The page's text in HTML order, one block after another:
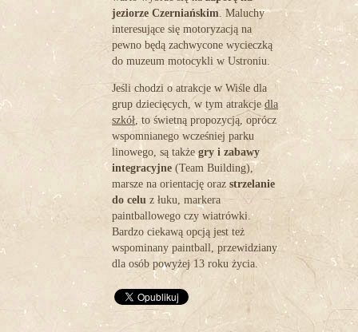
jeziorze Czerniańskim . Maluchy
interesujące się motoryzacją na
pewno będą zachwycone wycieczką
do muzeum motocykli w Ustroniu.
Jeśli chodzi o atrakcje w Wiśle dla
grup dziecięcych, w tym atrakcjedla
szkół , to świetną propozycją, oprócz
wspomnianego wcześniej parku
linowego, są także gry i zabawy
integracyjne (Team Building),
marsze na orientację oraz strzelanie
do celu z łuku, markera
paintballowego czy wiatrówki.
Bardzo ciekawą opcją jest też
wspominany paintball, przewidziany
dla osób powyżej 13 roku życia.